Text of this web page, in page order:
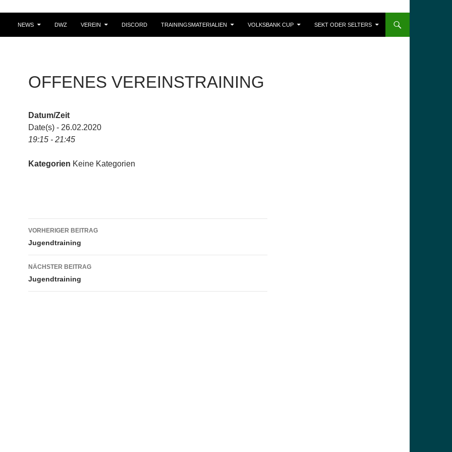
NEWS DWZ VEREIN DISCORD TRAININGSMATERIALIEN VOLKSBANK CUP SEKT ODER SELTERS
OFFENES VEREINSTRAINING
Datum/Zeit
Date(s) - 26.02.2020
19:15 - 21:45
Kategorien Keine Kategorien
Beitragsnavigation
VORHERIGER BEITRAG
Jugendtraining
NÄCHSTER BEITRAG
Jugendtraining